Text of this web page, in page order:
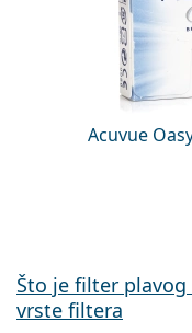
Acuvue
Što je filter
vrste filtera